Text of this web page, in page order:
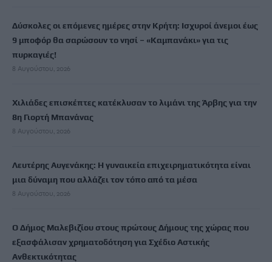
Δύσκολες οι επόμενες ημέρες στην Κρήτη: Ισχυροί άνεμοι έως
9 μποφόρ θα σαρώσουν το νησί – «Καμπανάκι» για τις
πυρκαγιές!
8 Αυγούστου, 2026
Χιλιάδες επισκέπτες κατέκλυσαν το λιμάνι της Άρβης για την
8η Γιορτή Μπανάνας
8 Αυγούστου, 2026
Λευτέρης Αυγενάκης: Η γυναικεία επιχειρηματικότητα είναι
μια δύναμη που αλλάζει τον τόπο από τα μέσα
8 Αυγούστου, 2026
Ο Δήμος Μαλεβιζίου στους πρώτους Δήμους της χώρας που
εξασφάλισαν χρηματοδότηση για Σχέδιο Αστικής
Ανθεκτικότητας